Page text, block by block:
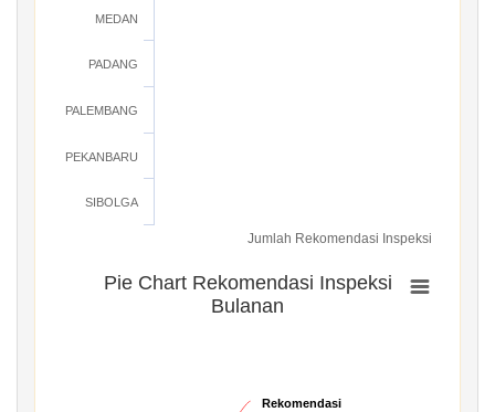
Jumlah Rekomendasi Inspeksi
MEDAN
PADANG
PALEMBANG
PEKANBARU
SIBOLGA
Pie Chart Rekomendasi Inspeksi
Bulanan
Rekomendasi
Rekomendasi